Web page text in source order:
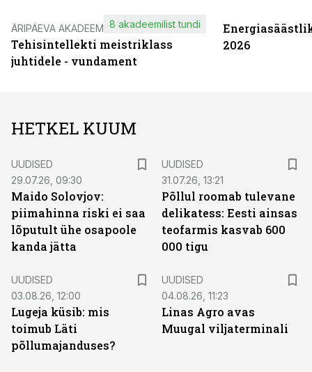
ÄRIPÄEVA AKADEEMIA
Tehisintellekti meistriklass
juhtidele - vundament
8 akadeemilist tundi
2026
HETKEL KUUM
UUDISED
29.07.26, 09:30
Maido Solovjov:
piimahinna riski ei saa
lõputult ühe osapoole
kanda jätta
UUDISED
31.07.26, 13:21
Põllul roomab tulevane
delikatess: Eesti ainsas
teofarmis kasvab 600
000 tigu
UUDISED
03.08.26, 12:00
Lugeja küsib: mis
toimub Läti
põllumajanduses?
UUDISED
04.08.26, 11:23
Linas Agro avas
Muugal viljaterminali